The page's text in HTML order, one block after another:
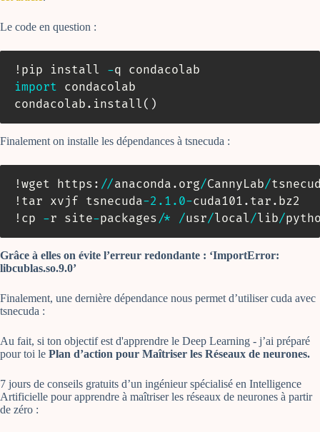
Le code en question :
!pip install -
import condacolab
condacolab . install ( )
Finalement on installe les dépendances à tsnecuda :
!wget https : //anaconda . org/CannyLab/
!tar xvjf tsnecuda-2.1 .0-cuda101 . tar . bz2
!cp -r site-packages /* /usr/local/lib/
Grâce à elles on évite l’erreur redondante : ‘ImportError:
libcublas.so.9.0’
Finalement, une dernière dépendance nous permet d’utiliser cuda avec
tsnecuda :
Au fait, si ton objectif est d'apprendre le Deep Learning - j’ai préparé
pour toi le Plan d’action pour Maîtriser les Réseaux de neurones.
7 jours de conseils gratuits d’un ingénieur spécialisé en Intelligence
Artificielle pour apprendre à maîtriser les réseaux de neurones à partir
de zéro :